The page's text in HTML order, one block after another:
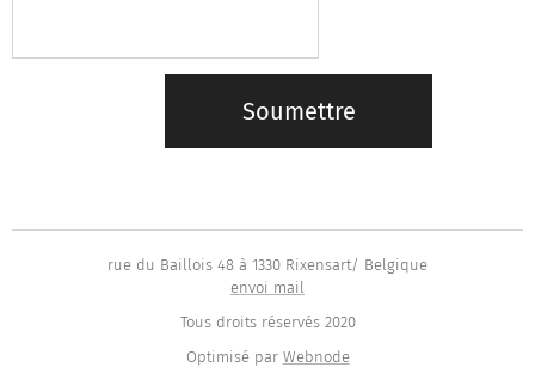
Soumettre
rue du Baillois 48 à 1330 Rixensart/ Belgique
envoi mail
Tous droits réservés 2020
Optimisé par Webnode